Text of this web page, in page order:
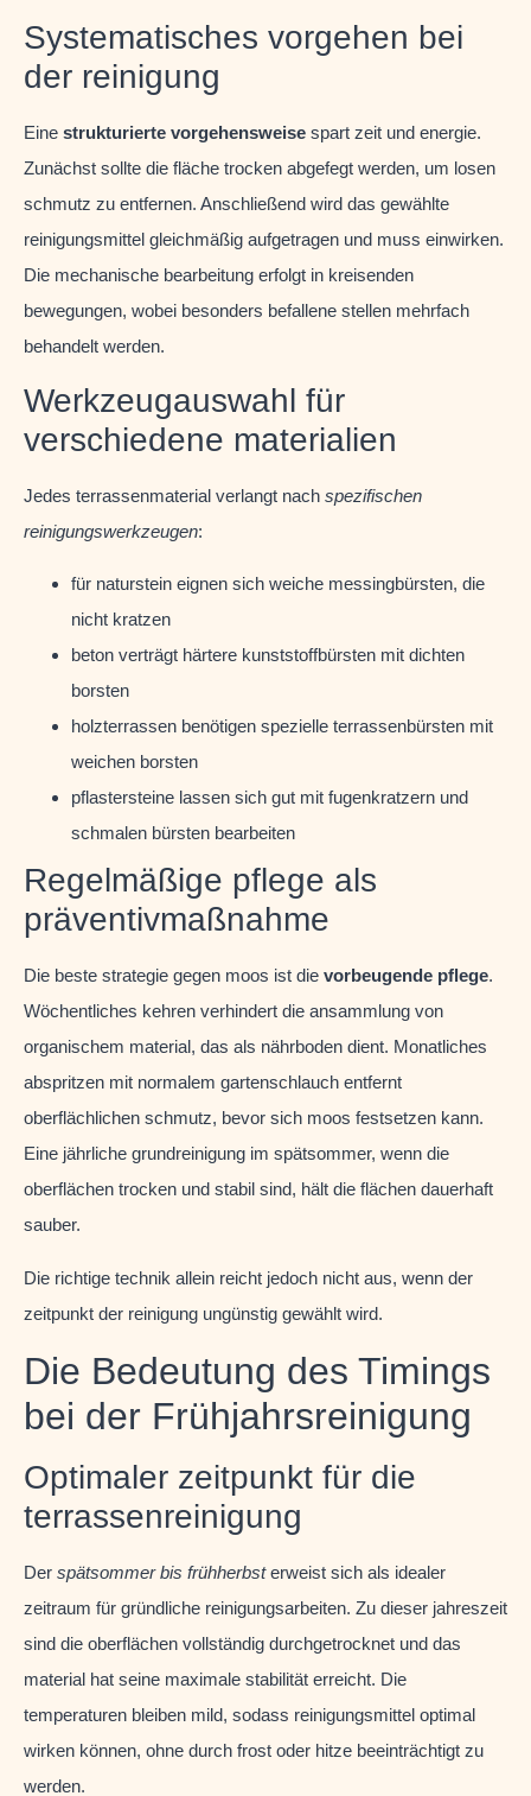
Systematisches vorgehen bei
der reinigung
Eine strukturierte vorgehensweise spart zeit und energie.
Zunächst sollte die fläche trocken abgefegt werden, um losen
schmutz zu entfernen. Anschließend wird das gewählte
reinigungsmittel gleichmäßig aufgetragen und muss einwirken.
Die mechanische bearbeitung erfolgt in kreisenden
bewegungen, wobei besonders befallene stellen mehrfach
behandelt werden.
Werkzeugauswahl für
verschiedene materialien
Jedes terrassenmaterial verlangt nach spezifischen
reinigungswerkzeugen:
für naturstein eignen sich weiche messingbürsten, die
nicht kratzen
beton verträgt härtere kunststoffbürsten mit dichten
borsten
holzterrassen benötigen spezielle terrassenbürsten mit
weichen borsten
pflastersteine lassen sich gut mit fugenkratzern und
schmalen bürsten bearbeiten
Regelmäßige pflege als
präventivmaßnahme
Die beste strategie gegen moos ist die vorbeugende pflege.
Wöchentliches kehren verhindert die ansammlung von
organischem material, das als nährboden dient. Monatliches
abspritzen mit normalem gartenschlauch entfernt
oberflächlichen schmutz, bevor sich moos festsetzen kann.
Eine jährliche grundreinigung im spätsommer, wenn die
oberflächen trocken und stabil sind, hält die flächen dauerhaft
sauber.
Die richtige technik allein reicht jedoch nicht aus, wenn der
zeitpunkt der reinigung ungünstig gewählt wird.
Die Bedeutung des Timings
bei der Frühjahrsreinigung
Optimaler zeitpunkt für die
terrassenreinigung
Der spätsommer bis frühherbsterweist sich als idealer
zeitraum für gründliche reinigungsarbeiten. Zu dieser jahreszeit
sind die oberflächen vollständig durchgetrocknet und das
material hat seine maximale stabilität erreicht. Die
temperaturen bleiben mild, sodass reinigungsmittel optimal
wirken können, ohne durch frost oder hitze beeinträchtigt zu
werden.